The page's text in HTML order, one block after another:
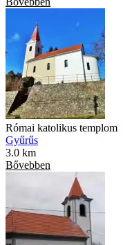
Római katolikus templom
Gyűrűs
3.0 km
Bővebben